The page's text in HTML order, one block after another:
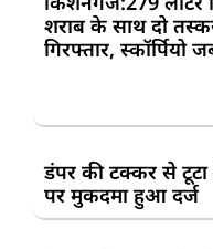
शराब के साथ दो
गिरफ्तार, स्कॉर्पियो
डंपर की टक्कर से
पर मुकदमा हुआ दर्ज